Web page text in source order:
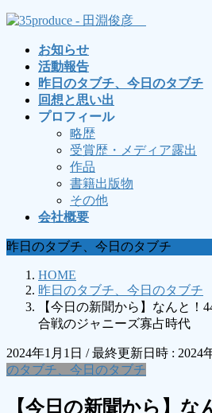
コ
ナ
お知らせ
活動報告
昨日のタブチ、今日のタブチ
回想と思い出
プロフィール
略歴
受賞歴・メディア露出
作品
書籍出版物
その他
会社概要
昨日のタブチ、今日のタブチ
HOME
昨日のタブチ、今日のタブチ
【今日の新聞から】なんと！
合戦のジャニーズ寡占時代
2024年1月1日 / 最終更新日時 : 2024
のタブチ、今日のタブチ
【今日の新聞から】な